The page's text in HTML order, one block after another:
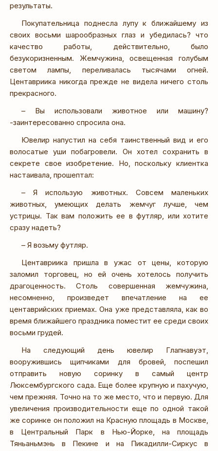
результаты.
Покупательница поднесла лупу к ближайшему из
своих восьми шарообразных глаз и убедилась? что
качество работы, действительно, было
безукоризненным. Жемчужина, освещенная голубым
светом лампы, переливалась тысячами огней.
Центавриика никогда прежде не видела ничего столь
прекрасного.
– Вы использовали животное или машину?
-заинтересованно спросила она.
Ювелир напустил на себя таинственный вид и его
волосатые уши побагровели. Он хотел сохранить в
секрете свое изобретение. Но, поскольку клиентка
настаивала, прошептал:
– Я использую животных. Совсем маленьких
животных, умеющих делать жемчуг лучше, чем
устрицы. Так вам положить ее в футляр, или хотите
сразу надеть?
– Я возьму футляр.
Центавриика пришла в ужас от цены, которую
заломил торговец, но ей очень хотелось получить
драгоценность. Столь совершенная жемчужина,
несомненно, произведет впечатление на ее
центаврийских приемах. Она уже представляла, как во
время ближайшего праздника поместит ее среди своих
восьми грудей.
На следующий день ювелир Глапнавуэт,
вооружившись щипчиками для бровей, поспешил
отправить новую соринку в самый центр
Люксембургского сада. Еще более крупную и пахучую,
чем прежняя. Точно на то же место, что и первую. Для
увеличения производительности еще по одной такой
же соринке он положил на Красную площадь в Москве,
в Центральный Парк в Нью-Йорке, на площадь
Тяньаньмэнь в Пекине и на Пикадилли-Сиркус в